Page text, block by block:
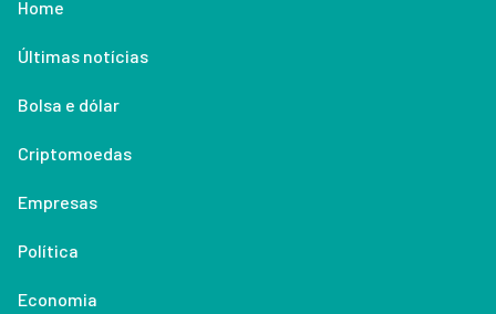
Home
Últimas notícias
Bolsa e dólar
Criptomoedas
Empresas
Política
Economia